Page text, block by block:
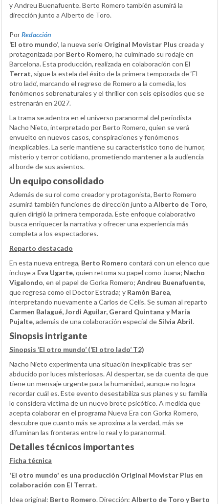
y Andreu Buenafuente. Berto Romero también asumirá la
dirección junto a Alberto de Toro.
PorRedacción
‘El otro mundo’, la nueva serie Original Movistar Plus creada y
protagonizada por Berto Romero, ha culminado su rodaje en
Barcelona. Esta producción, realizada en colaboración con El
Terrat, sigue la estela del éxito de la primera temporada de ‘El
otro lado’, marcando el regreso de Romero a la comedia, los
fenómenos sobrenaturales y el thriller con seis episodios que se
estrenarán en 2027.
La trama se adentra en el universo paranormal del periodista
Nacho Nieto, interpretado por Berto Romero, quien se verá
envuelto en nuevos casos, conspiraciones y fenómenos
inexplicables. La serie mantiene su característico tono de humor,
misterio y terror cotidiano, prometiendo mantener a la audiencia
al borde de sus asientos.
Un equipo consolidado
Además de su rol como creador y protagonista, Berto Romero
asumirá también funciones de dirección junto a Alberto de Toro,
quien dirigió la primera temporada. Este enfoque colaborativo
busca enriquecer la narrativa y ofrecer una experiencia más
completa a los espectadores.
Reparto destacado
En esta nueva entrega, Berto Romero contará con un elenco que
incluye a Eva Ugarte, quien retoma su papel como Juana; Nacho
Vigalondo, en el papel de Gorka Romero; Andreu Buenafuente,
que regresa como el Doctor Estrada; y Ramón Barea,
interpretando nuevamente a Carlos de Celis. Se suman al reparto
Carmen Balagué, Jordi Aguilar, Gerard Quintana y María
Pujalte, además de una colaboración especial deSilvia Abril.
Sinopsis intrigante
Sinopsis ‘El otro mundo’ (‘El otro lado’ T2)
Nacho Nieto experimenta una situación inexplicable tras ser
abducido por luces misteriosas. Al despertar, se da cuenta de que
tiene un mensaje urgente para la humanidad, aunque no logra
recordar cuál es. Este evento desestabiliza sus planes y su familia
lo considera víctima de un nuevo brote psicótico. A medida que
acepta colaborar en el programa Nueva Era con Gorka Romero,
descubre que cuanto más se aproxima a la verdad, más se
difuminan las fronteras entre lo real y lo paranormal.
Detalles técnicos importantes
Ficha técnica
'El otro mundo' es una producción Original Movistar Plus en
colaboración con El Terrat.
Idea original: Berto Romero. Dirección: Alberto de Toro y Berto